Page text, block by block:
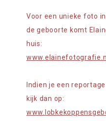
Voor een unieke foto
de geboorte komt
huis:
www.elainefotografie.nl
Indien je een
kijk dan op: